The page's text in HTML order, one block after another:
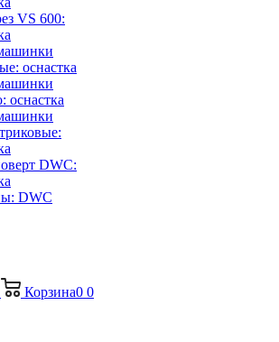
VS 600:
оснастка
оснастка
DWC:
DWC
Корзина0 0